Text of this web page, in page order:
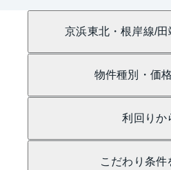
京浜東北・根岸線/
物件種別・価
利回りか
こだわり条件